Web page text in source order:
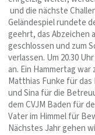
und die nächste
Geländespiel rundete
geehrt, das Abzeichen
geschlossen und zum
verlassen. Um 20.30
an. Ein Hammertag
Matthias Funke für das
und Sina für die
dem CVJM Baden für
Vater im Himmel für
Nächstes Jahr gehen